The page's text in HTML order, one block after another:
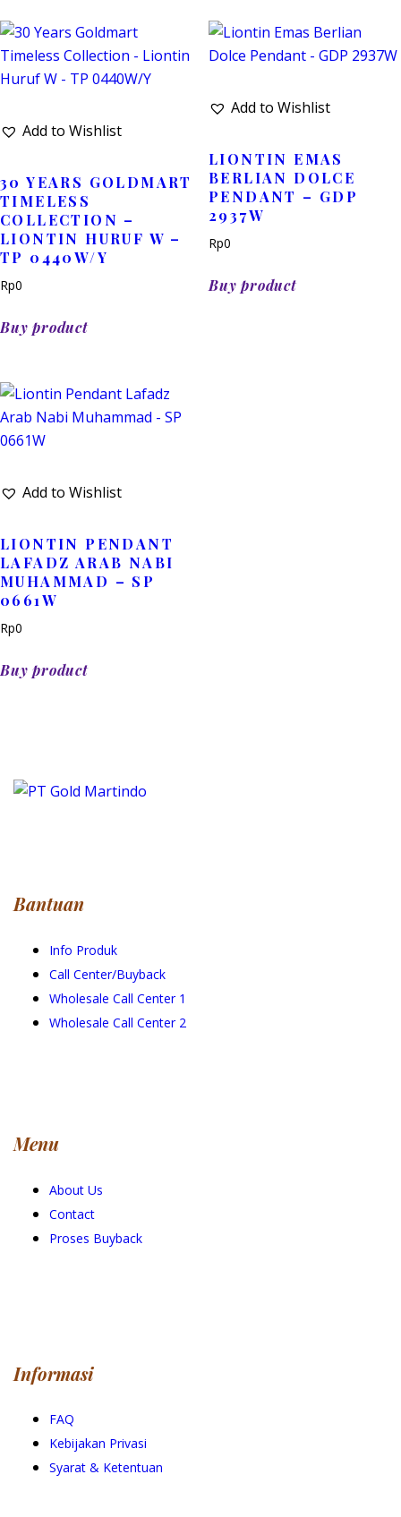
Add to Wishlist
30 YEARS GOLDMART
TIMELESS
COLLECTION –
LIONTIN HURUF W –
TP 0440W/Y
Rp0
Buy product
Add to Wishlist
LIONTIN EMAS
BERLIAN DOLCE
PENDANT – GDP
2937W
Rp0
Buy product
Add to Wishlist
LIONTIN PENDANT
LAFADZ ARAB NABI
MUHAMMAD – SP
0661W
Rp0
Buy product
Bantuan
Info Produk
Call Center/Buyback
Wholesale Call Center 1
Wholesale Call Center 2
Menu
About Us
Contact
Proses Buyback
Informasi
FAQ
Kebijakan Privasi
Syarat & Ketentuan